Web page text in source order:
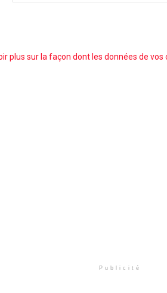
plus sur la façon dont les données de
Publicité